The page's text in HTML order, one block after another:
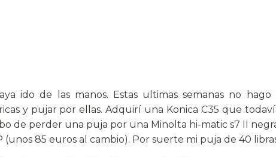
ido de las manos. Estas ultimas semanas no
y pujar por ellas. Adquirí una Konica C35 que
de perder una puja por una Minolta hi-matic s7 II
(unos 85 euros al cambio). Por suerte mi puja de 40